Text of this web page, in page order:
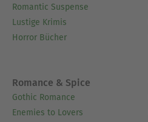
Romantic Suspense
Lustige Krimis
Horror Bücher
Romance & Spice
Gothic Romance
Enemies to Lovers